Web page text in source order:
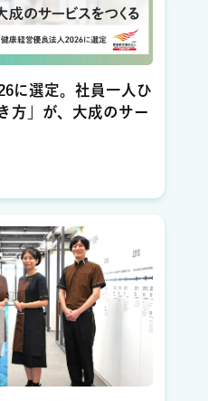
に選定。社員一人ひ
方」が、大成のサー